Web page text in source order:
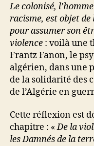
Le colonisé,
racisme, est objet
pour assumer son
violence : voilà une
Frantz Fanon, le
algérien, dans une
de la solidarité des
de l’Algérie en
Cette réflexion est
chapitre : «De la
les Damnés de la